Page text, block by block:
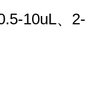
10uL、